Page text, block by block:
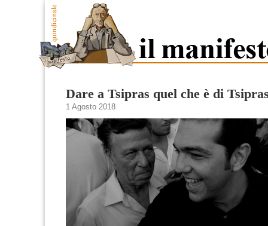
Dare a Tsipras quel che è di
1 Agosto 2018